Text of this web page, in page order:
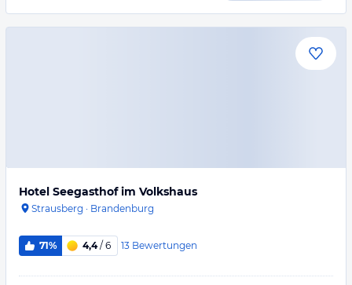
Hotel Seegasthof im Volkshaus
Strausberg · Brandenburg
71% 4,4/ 6 13 Bewertungen